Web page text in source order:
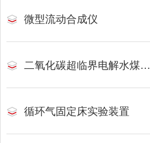
微型流动合成仪
二氧化碳超临界电解水煤浆制甲烷装置
循环气固定床实验装置